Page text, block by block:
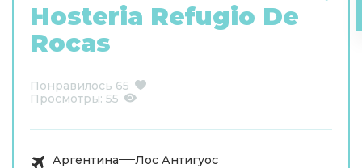
Hosteria Refugio De
Rocas
Понравилось 65
Просмотры: 55
Аргентина Лос Антигуос